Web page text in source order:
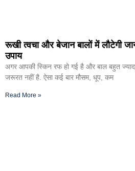
रूखी त्वचा और बेजान बालों में लौटेगी
उपाय
अगर आपकी स्किन रफ हो गई है और बाल बहुत
जरूरत नहीं है. ऐसा कई बार मौसम, धूप, कम
Read More »